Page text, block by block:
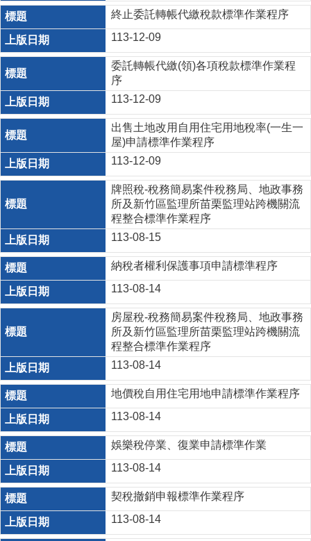
終止委託轉帳代繳稅款標準作業程序
113-12-09
委託轉帳代繳(領)各項稅款標準作業程
序
113-12-09
出售土地改用自用住宅用地稅率(一生一
屋)申請標準作業程序
113-12-09
牌照稅-稅務簡易案件稅務局、地政事務
所及新竹區監理所苗栗監理站跨機關流
程整合標準作業程序
113-08-15
納稅者權利保護事項申請標準程序
113-08-14
房屋稅-稅務簡易案件稅務局、地政事務
所及新竹區監理所苗栗監理站跨機關流
程整合標準作業程序
113-08-14
地價稅自用住宅用地申請標準作業程序
113-08-14
娛樂稅停業、復業申請標準作業
113-08-14
契稅撤銷申報標準作業程序
113-08-14